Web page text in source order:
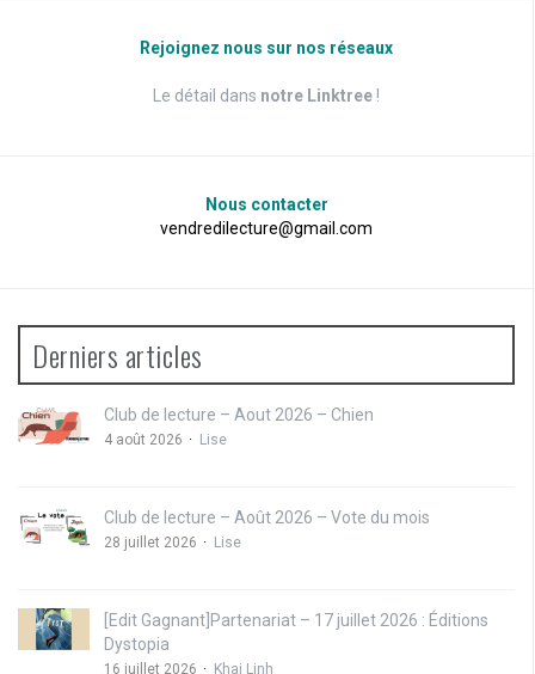
Rejoignez nous sur nos réseaux
Le détail dans notre Linktree !
Nous contacter
vendredilecture@gmail.com
Derniers articles
Club de lecture – Aout 2026 – Chien
4 août 2026 Lise
Club de lecture – Août 2026 – Vote du mois
28 juillet 2026 Lise
[Edit Gagnant]Partenariat – 17 juillet 2026 : Éditions
Dystopia
16 juillet 2026 Khai Linh